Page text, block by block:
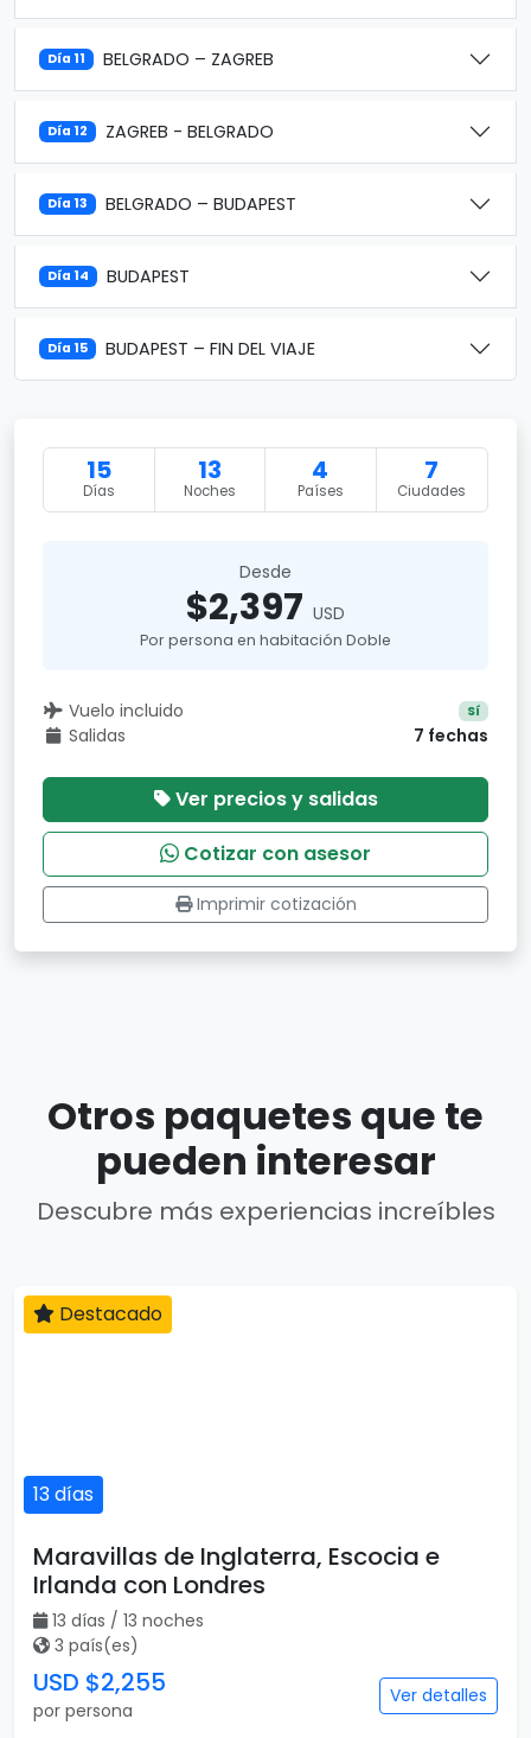
Día 11 BELGRADO – ZAGREB
Día 12 ZAGREB - BELGRADO
Día 13 BELGRADO – BUDAPEST
Día 14 BUDAPEST
Día 15 BUDAPEST – FIN DEL VIAJE
15
Días
13
Noches
4
Países
7
Ciudades
Desde
$2,397 USD
Por persona en habitación Doble
Vuelo incluido Sí
Salidas 7 fechas
Ver precios y salidas
Cotizar con asesor
Imprimir cotización
Otros paquetes que te
pueden interesar
Descubre más experiencias increíbles
13 días
Destacado
Maravillas de Inglaterra, Escocia e
Irlanda con Londres
13 días / 13 noches
3 país(es)
USD $2,255
por persona
Ver detalles